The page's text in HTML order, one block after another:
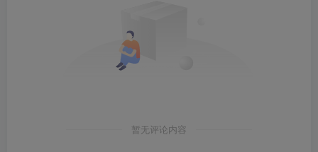
暂无评论内容